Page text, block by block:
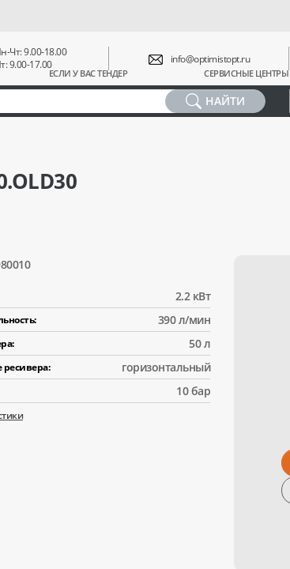
ЕСЛИ У ВАС ТЕНДЕР СЕРВИСНЫЕ ЦЕНТРЫ
Чт: 9.00-18.00
9.00-17.00
info@optimistopt.ru
НАЙТИ
2.2 кВт
390 л/мин
50 л
ресивера: горизонтальный
10 бар